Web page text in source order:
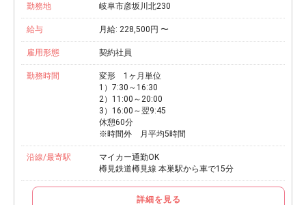
勤務地 岐阜市彦坂川北230
給与 月給: 228,500円 〜
雇用形態 契約社員
勤務時間
変形 1ヶ月単位
1）7:30～16:30
2）11:00～20:00
3）16:00～翌9:45
休憩60分
※時間外 月平均5時間
沿線/最寄駅
マイカー通勤OK
樽見鉄道樽見線 本巣駅から車で15分
詳細を見る